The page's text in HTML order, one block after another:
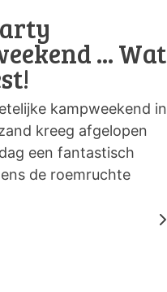
... Wat
kampweekend in
kreeg afgelopen
een fantastisch
de roemruchte